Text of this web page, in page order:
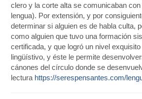
clero y la corte alta se comunicaban
lengua). Por extensión, y por
determinar si alguien es de habla culta,
como alguien que tuvo una formación
certificada, y que logró un nivel
lingüístivo, y éste le permite
cánones del círculo donde se
lectura https://serespensantes.com/